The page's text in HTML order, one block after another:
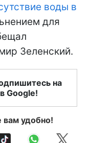
воды в
для
Зеленский.
на
Google!
вам удобно!